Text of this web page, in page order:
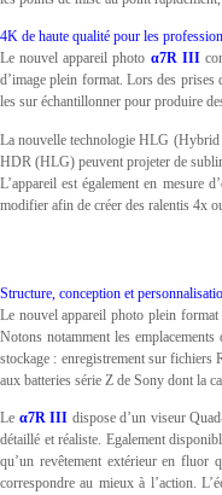
4K de haute qualité pour les
Le nouvel appareil photo α7R III
d’image plein format. Lors des prises
les sur échantillonner pour produire
La nouvelle technologie HLG
HDR (HLG) peuvent projeter de
L’appareil est également en mesure
modifier afin de créer des ralentis 4x
Structure, conception et
Le nouvel appareil photo plein format
Notons notamment les
stockage : enregistrement sur fichiers
aux batteries série Z de Sony dont la
Le α7R III dispose d’un viseur
détaillé et réaliste. Egalement
qu’un revêtement extérieur en fluor
correspondre au mieux à l’action.